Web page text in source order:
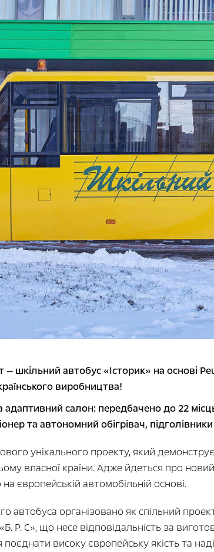
— шкільний автобус «Історик» на основі
виробництва!
салон: передбачено до 22
та автономний обігрівач,
унікального проекту, який
власної країни. Адже йдеться про
європейській автомобільній основі.
автобуса організовано як спільний
Р. С», що несе відповідальність за
високу європейську якість та